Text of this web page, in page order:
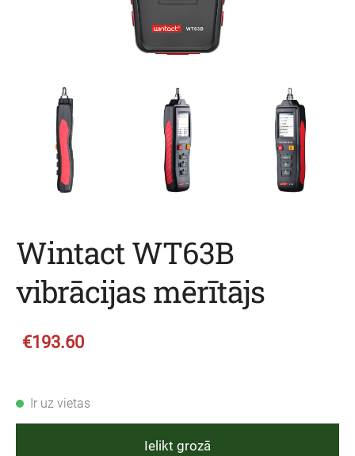
Wintact WT63B
vibrācijas mērītājs
€193.60
Ir uz vietas
Ielikt grozā